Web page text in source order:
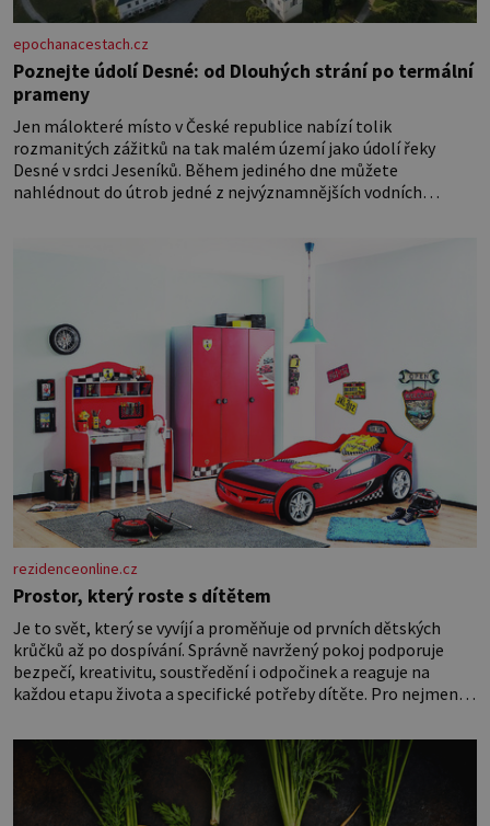
epochanacestach.cz
Poznejte údolí Desné: od Dlouhých strání po termální
prameny
Jen málokteré místo v České republice nabízí tolik
rozmanitých zážitků na tak malém území jako údolí řeky
Desné v srdci Jeseníků. Během jediného dne můžete
nahlédnout do útrob jedné z nejvýznamnějších vodních
rezidenceonline.cz
Prostor, který roste s dítětem
Je to svět, který se vyvíjí a proměňuje od prvních dětských
krůčků až po dospívání. Správně navržený pokoj podporuje
bezpečí, kreativitu, soustředění i odpočinek a reaguje na
každou etapu života a specifické potřeby dítěte. Pro nejmenší
miminka měl působit především klidně a útulně. Předškolní
věk je